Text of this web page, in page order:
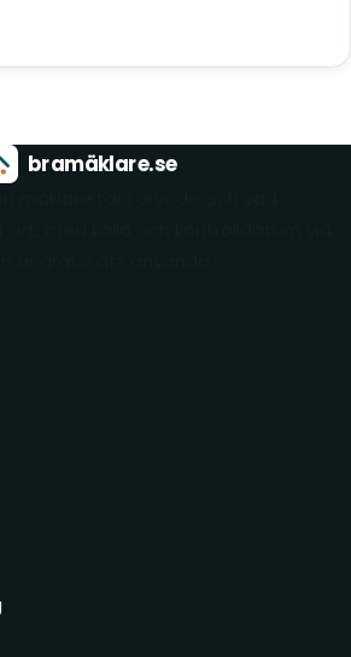
Piller på LinkedIn (öppnas i
William Broberg Piller
bramäklare.se
ny flik)i ny flik)
i ny flik)